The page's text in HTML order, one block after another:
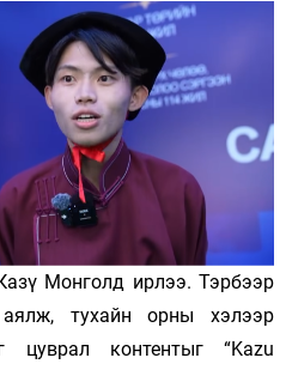
Монголд ирлээ. Тэрбээр
тухайн орны хэлээр
цуврал контентыг “Kazu